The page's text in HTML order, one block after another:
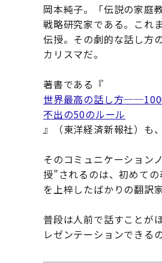
岡本純子。「伝説の家庭
戦略研究家である。これ
伝授。その劇的な話し方
カリスマだ。
著書である『
世界最高の話し方
不出の50のルール
』（東洋経済新報社）も
そのコミュニケーション
授”されるのは、初めての
を上梓したばかりの翻訳
普段は人前で話すことが
レゼンテーションできる